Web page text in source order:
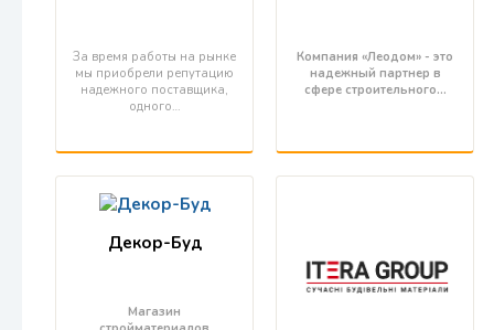
За время работы на рынке
мы приобрели репутацию
надежного поставщика,
одного…
Компания «Леодом» - это
надежный партнер в
сфере строительного…
Декор-Буд
Магазин